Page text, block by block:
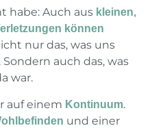
habe: Auch aus kleinen,
können
nur das, was uns
auch das, was
war.
auf einem Kontinuum.
und einer